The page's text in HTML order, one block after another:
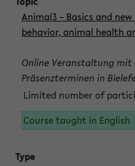
Animal3 – Basics and
behavior, animal health
Online Veranstaltung mit
Präsenzterminen in
Limited number of
Course taught in English